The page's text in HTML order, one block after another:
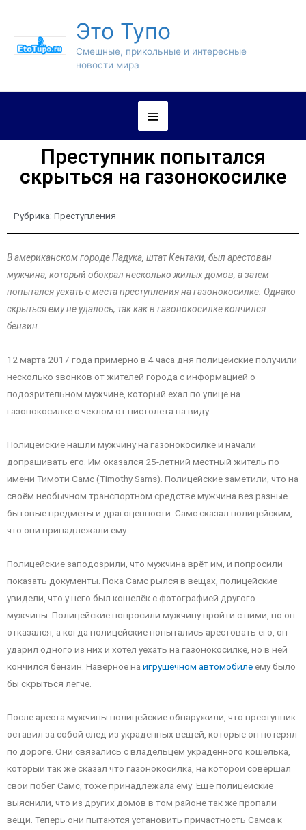
Это Тупо
Смешные, прикольные и интересные
новости мира
Преступник попытался
скрыться на газонокосилке
Рубрика: Преступления
В американском городе Падука, штат Кентаки, был арестован
мужчина, который обокрал несколько жилых домов, а затем
попытался уехать с места преступления на газонокосилке. Однако
скрыться ему не удалось, так как в газонокосилке кончился
бензин.
12 марта 2017 года примерно в 4 часа дня полицейские получили
несколько звонков от жителей города с информацией о
подозрительном мужчине, который ехал по улице на
газонокосилке с чехлом от пистолета на виду.
Полицейские нашли мужчину на газонокосилке и начали
допрашивать его. Им оказался 25-летний местный житель по
имени Тимоти Самс (Timothy Sams). Полицейские заметили, что на
своём необычном транспортном средстве мужчина вез разные
бытовые предметы и драгоценности. Самс сказал полицейским,
что они принадлежали ему.
Полицейские заподозрили, что мужчина врёт им, и попросили
показать документы. Пока Самс рылся в вещах, полицейские
увидели, что у него был кошелёк с фотографией другого
мужчины. Полицейские попросили мужчину пройти с ними, но он
отказался, а когда полицейские попытались арестовать его, он
ударил одного из них и хотел уехать на газонокосилке, но в ней
кончился бензин. Наверное на игрушечном автомобилеему было
бы скрыться легче.
После ареста мужчины полицейские обнаружили, что преступник
оставил за собой след из украденных вещей, которые он потерял
по дороге. Они связались с владельцем украденного кошелька,
который так же сказал что газонокосилка, на которой совершал
свой побег Самс, тоже принадлежала ему. Ещё полицейские
выяснили, что из других домов в том районе так же пропали
вещи. Теперь они пытаются установить причастность Самса к